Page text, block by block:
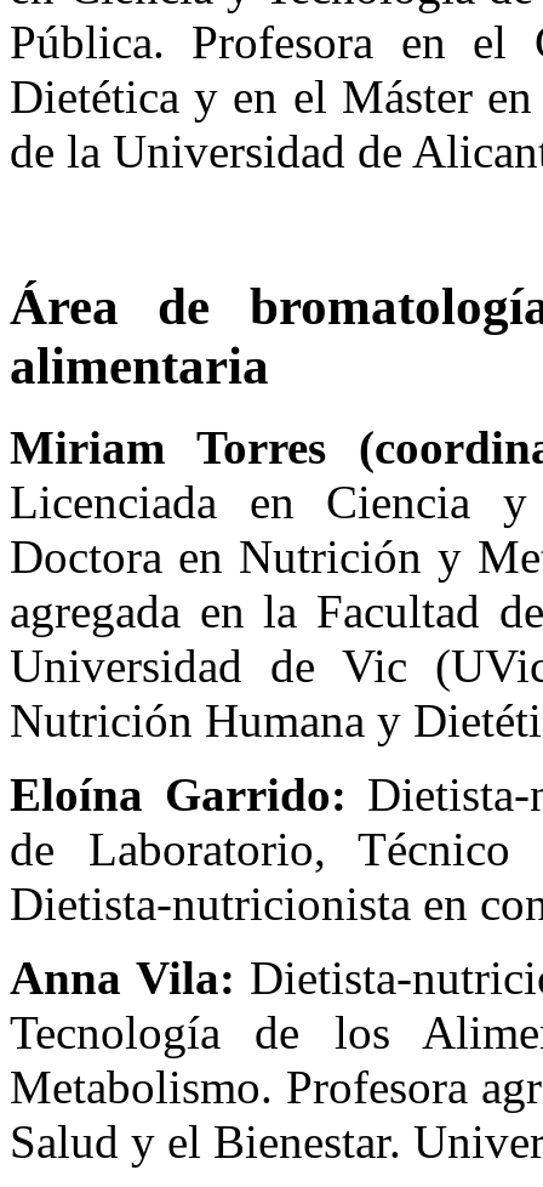
Pública. Profesora en
Dietética y en el Máster
de la Universidad de
Área de
alimentaria
Miriam Torres
Licenciada en Ciencia
Doctora en Nutrición y
agregada en la Facultad
Universidad de Vic
Nutrición Humana y
Eloína Garrido:
de Laboratorio,
Dietista-nutricionista en
Anna Vila: Dietista-
Tecnología de los
Metabolismo. Profesora
Salud y el Bienestar.